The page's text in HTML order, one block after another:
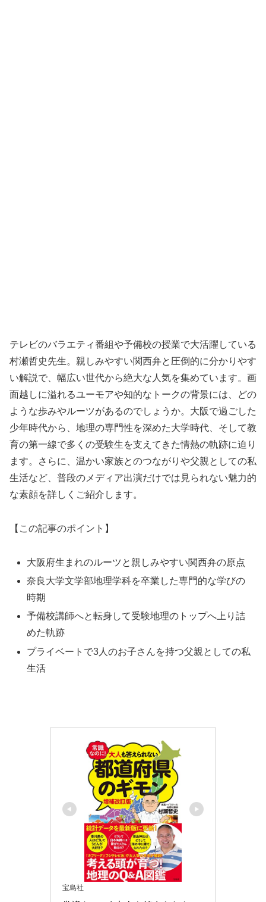
テレビのバラエティ番組や予備校の授業で大活躍している
村瀬哲史先生。親しみやすい関西弁と圧倒的に分かりやす
い解説で、幅広い世代から絶大な人気を集めています。画
面越しに溢れるユーモアや知的なトークの背景には、どの
ような歩みやルーツがあるのでしょうか。大阪で過ごした
少年時代から、地理の専門性を深めた大学時代、そして教
育の第一線で多くの受験生を支えてきた情熱の軌跡に迫り
ます。さらに、温かい家族とのつながりや父親としての私
生活など、普段のメディア出演だけでは見られない魅力的
な素顔を詳しくご紹介します。
【この記事のポイント】
大阪府生まれのルーツと親しみやすい関西弁の原点
奈良大学文学部地理学科を卒業した専門的な学びの
時期
予備校講師へと転身して受験地理のトップへ上り詰
めた軌跡
プライベートで3人のお子さんを持つ父親としての私
生活
宝島社